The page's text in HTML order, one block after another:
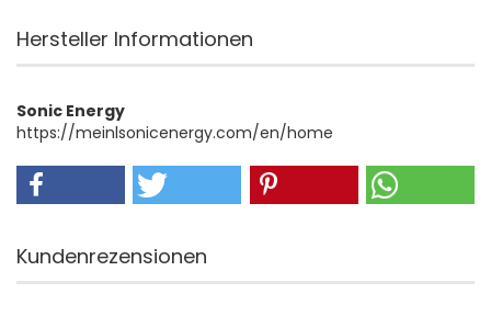
Hersteller Informationen
Sonic Energy
https://meinlsonicenergy.com/en/home
Kundenrezensionen